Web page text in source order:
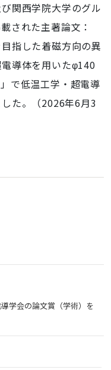
関西学院大学のグル
された主著論文：
指した着磁方向の異
導体を用いたφ140
で低温工学・超電導
た。（2026年6月3
学会の論文賞（学術）を